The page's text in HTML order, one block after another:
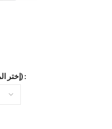
CHOISISSEZ LA TAILLE (إختر المقاس)